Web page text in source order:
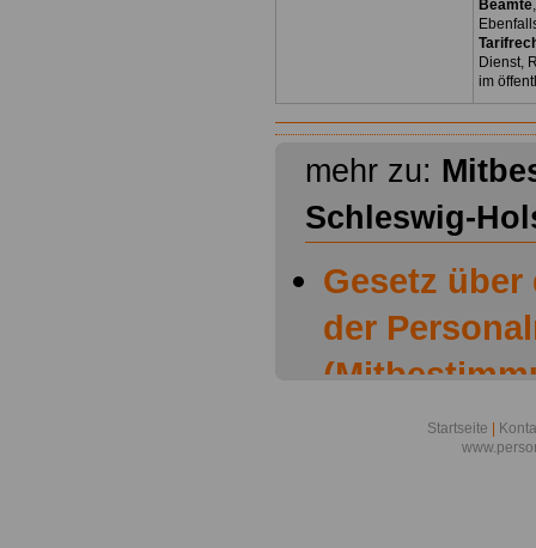
Beamte
Dienst,
im
mehr zu:
Schleswig-
Gesetz
der
Schleswig-
Startseite